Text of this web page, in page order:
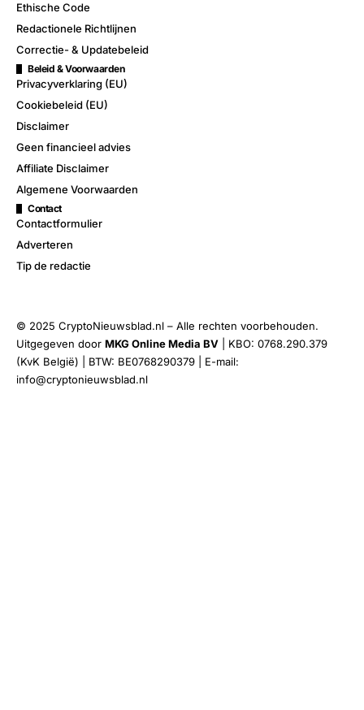
Ethische Code
Redactionele Richtlijnen
Correctie- & Updatebeleid
Beleid & Voorwaarden
Privacyverklaring (EU)
Cookiebeleid (EU)
Disclaimer
Geen financieel advies
Affiliate Disclaimer
Algemene Voorwaarden
Contact
Contactformulier
Adverteren
Tip de redactie
© 2025 CryptoNieuwsblad.nl – Alle rechten voorbehouden.
Uitgegeven door MKG Online Media BV | KBO: 0768.290.379
(KvK België) | BTW: BE0768290379 | E-mail:
info@cryptonieuwsblad.nl